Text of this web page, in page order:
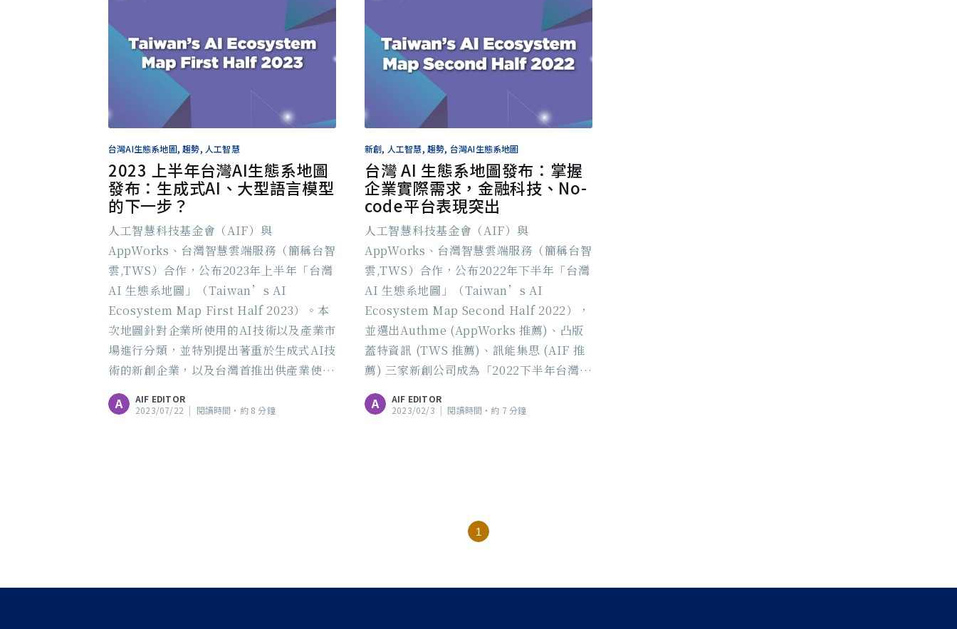
台灣AI生態系地圖, 趨勢, 人工智慧
2023 上半年台灣AI生態系地圖
發布：生成式AI、大型語言模型
的下一步？
人工智慧科技基金會（AIF）與
AppWorks、台灣智慧雲端服務（簡稱台智
雲,TWS）合作，公布2023年上半年「台灣
AI 生態系地圖」（Taiwan’s AI
Ecosystem Map First Half 2023）。本
次地圖針對企業所使用的AI技術以及產業市
場進行分類，並特別提出著重於生成式AI技
術的新創企業，以及台灣首推出供產業使用
的企業級大型語言模型。
A
AIF EDITOR
2023/07/22 | 閱讀時間‧約 8 分鐘
新創, 人工智慧, 趨勢, 台灣AI生態系地圖
台灣 AI 生態系地圖發布：掌握
企業實際需求，金融科技、No-
code平台表現突出
人工智慧科技基金會（AIF）與
AppWorks、台灣智慧雲端服務（簡稱台智
雲,TWS）合作，公布2022年下半年「台灣
AI 生態系地圖」（Taiwan’s AI
Ecosystem Map Second Half 2022），
並選出Authme (AppWorks 推薦)、凸版
蓋特資訊 (TWS 推薦)、訊能集思 (AIF 推
薦) 三家新創公司成為「2022下半年台灣
AI 生態系地圖未來之星 Next Star」，除
團隊後續發展值得期待外，也可以看出
A
AIF EDITOR
2023/02/3 | 閱讀時間‧約 7 分鐘
1